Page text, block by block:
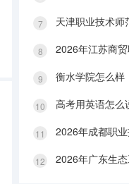
天津职业技术师
衡水学院怎么样
高考用英语怎么